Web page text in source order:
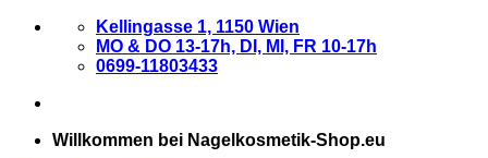
Zum
Kellingasse 1, 1150 Wien
MO & DO 13-17h, DI, MI, FR 10-17h
0699-11803433
Willkommen bei Nagelkosmetik-Shop.eu